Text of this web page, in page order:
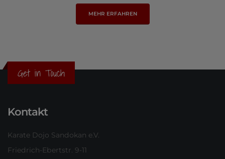
MEHR ERFAHREN
Get in Touch
Kontakt
Karate Dojo Sandokan e.V.
Friedrich-Ebertstr. 9-11